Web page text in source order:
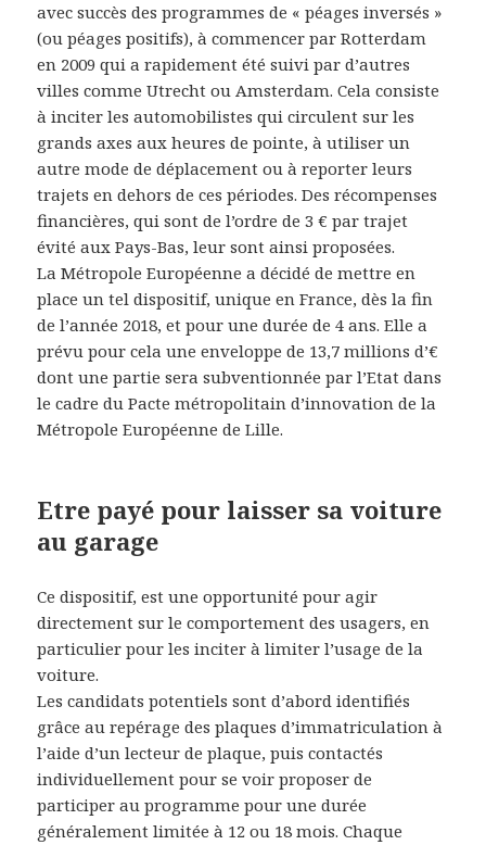
avec succès des programmes de « péages inversés »
(ou péages positifs), à commencer par Rotterdam
en 2009 qui a rapidement été suivi par d’autres
villes comme Utrecht ou Amsterdam. Cela consiste
à inciter les automobilistes qui circulent sur les
grands axes aux heures de pointe, à utiliser un
autre mode de déplacement ou à reporter leurs
trajets en dehors de ces périodes. Des récompenses
financières, qui sont de l’ordre de 3 € par trajet
évité aux Pays-Bas, leur sont ainsi proposées.
La Métropole Européenne a décidé de mettre en
place un tel dispositif, unique en France, dès la fin
de l’année 2018, et pour une durée de 4 ans. Elle a
prévu pour cela une enveloppe de 13,7 millions d’€
dont une partie sera subventionnée par l’Etat dans
le cadre du Pacte métropolitain d’innovation de la
Métropole Européenne de Lille.
Etre payé pour laisser sa voiture
au garage
Ce dispositif, est une opportunité pour agir
directement sur le comportement des usagers, en
particulier pour les inciter à limiter l’usage de la
voiture.
Les candidats potentiels sont d’abord identifiés
grâce au repérage des plaques d’immatriculation à
l’aide d’un lecteur de plaque, puis contactés
individuellement pour se voir proposer de
participer au programme pour une durée
généralement limitée à 12 ou 18 mois. Chaque